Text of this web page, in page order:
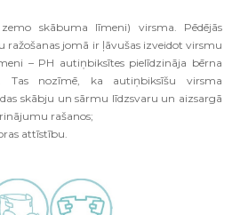
skābuma līmeni) virsma. Pēdējās
ražošanas jomā ir ļāvušas izveidot virsmu
– PH autiņbiksītes pielīdzināja bērna
Tas nozīmē, ka autiņbiksīšu virsma
skābju un sārmu līdzsvaru un aizsargā
rašanos;
attīstību.